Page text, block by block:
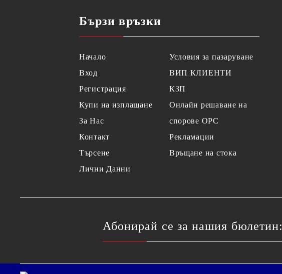
Бързи връзки
Начало
Вход
Регистрация
Купи на изплащане
За Нас
Контакт
Търсене
Лични Данни
Условия за пазаруване
ВИП КЛИЕНТИ
КЗП
Онлайн решаване на
спорове OPC
Рекламации
Връщане на стока
Абонирай се за нашия бюлетин: